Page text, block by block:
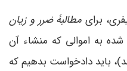
برای مطالبۀ ضرر و زیان
به اموالی که منشاء آن
باید دادخواست بدهیم که